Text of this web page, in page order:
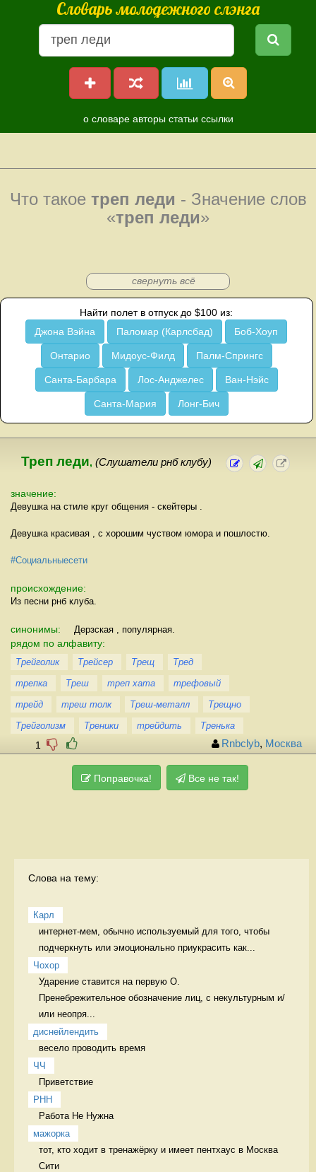
Словарь молодежного слэнга
о словаре авторы статьи ссылки
Что такое треп леди - Значение слов
«треп леди»
свернуть всё
Найти полет в отпуск до $100 из:
Джона Вэйна
Паломар (Карлсбад) Боб-Хоуп
Онтарио Мидоус-Филд Палм-Спрингс
Санта-Барбара Лос-Анджелес Ван-Нэйс
Санта-Мария Лонг-Бич
Треп леди, (Слушатели рнб клубу)
значение:
Девушка на стиле круг общения - скейтеры .
Девушка красивая , с хорошим чуством юмора и пошлостю.
#Социальныесети
происхождение:
Из песни рнб клуба.
синонимы: Дерзская , популярная.
рядом по алфавиту:
Трейголик Трейсер Трещ
Тред
трепка
Треш треп хата
трефовый
трейд
треш толк Треш-металл
Трещно
Трейголизм
Треники трейдить Тренька
1 Rnbclyb, Москва
Поправочка! Все не так!
Слова на тему:
Карл
интернет-мем, обычно используемый для того, чтобы
подчеркнуть или эмоционально приукрасить как...
Чохор
Ударение ставится на первую О.
Пренебрежительное обозначение лиц, с некультурным и/
или неопря...
диснейлендить
весело проводить время
ЧЧ
Приветствие
РНН
Работа Не Нужна
мажорка
тот, кто ходит в тренажёрку и имеет пентхаус в Москва
Сити